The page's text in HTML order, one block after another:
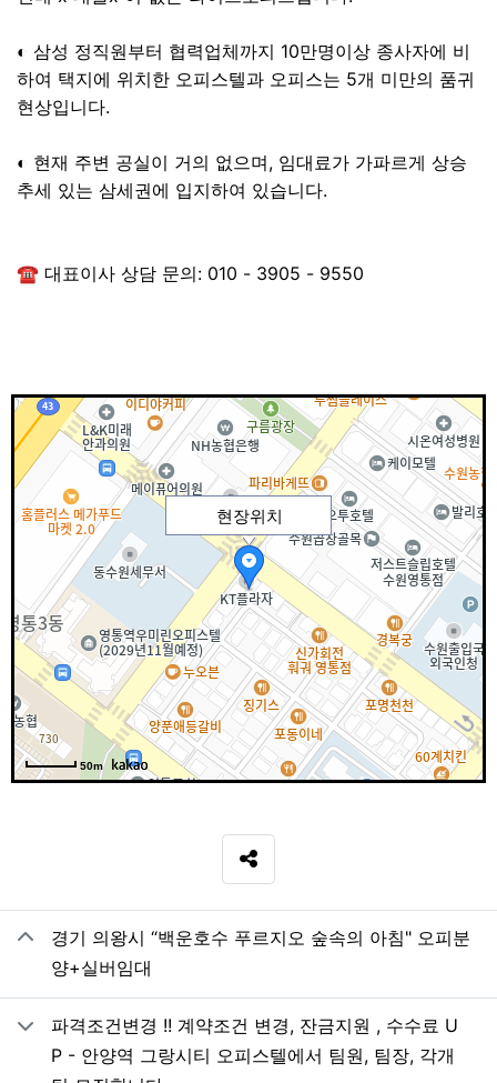
◐ 삼성 정직원부터 협력업체까지 10만명이상 종사자에 비
하여 택지에 위치한 오피스텔과 오피스는 5개 미만의 품귀
현상입니다.
◐ 현재 주변 공실이 거의 없으며, 임대료가 가파르게 상승
추세 있는 삼세권에 입지하여 있습니다.
☎ 대표이사 상담 문의: 010 - 3905 - 9550
현장위치
50m
SNS 공유
관련자료
경기 의왕시 “백운호수 푸르지오 숲속의 아침" 오피분
양+실버임대
파격조건변경 !! 계약조건 변경, 잔금지원 , 수수료 U
P - 안양역 그랑시티 오피스텔에서 팀원, 팀장, 각개